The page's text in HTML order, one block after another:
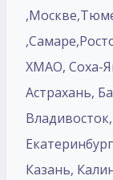
ХМАО, Соха-
Астрахань,
Казань,